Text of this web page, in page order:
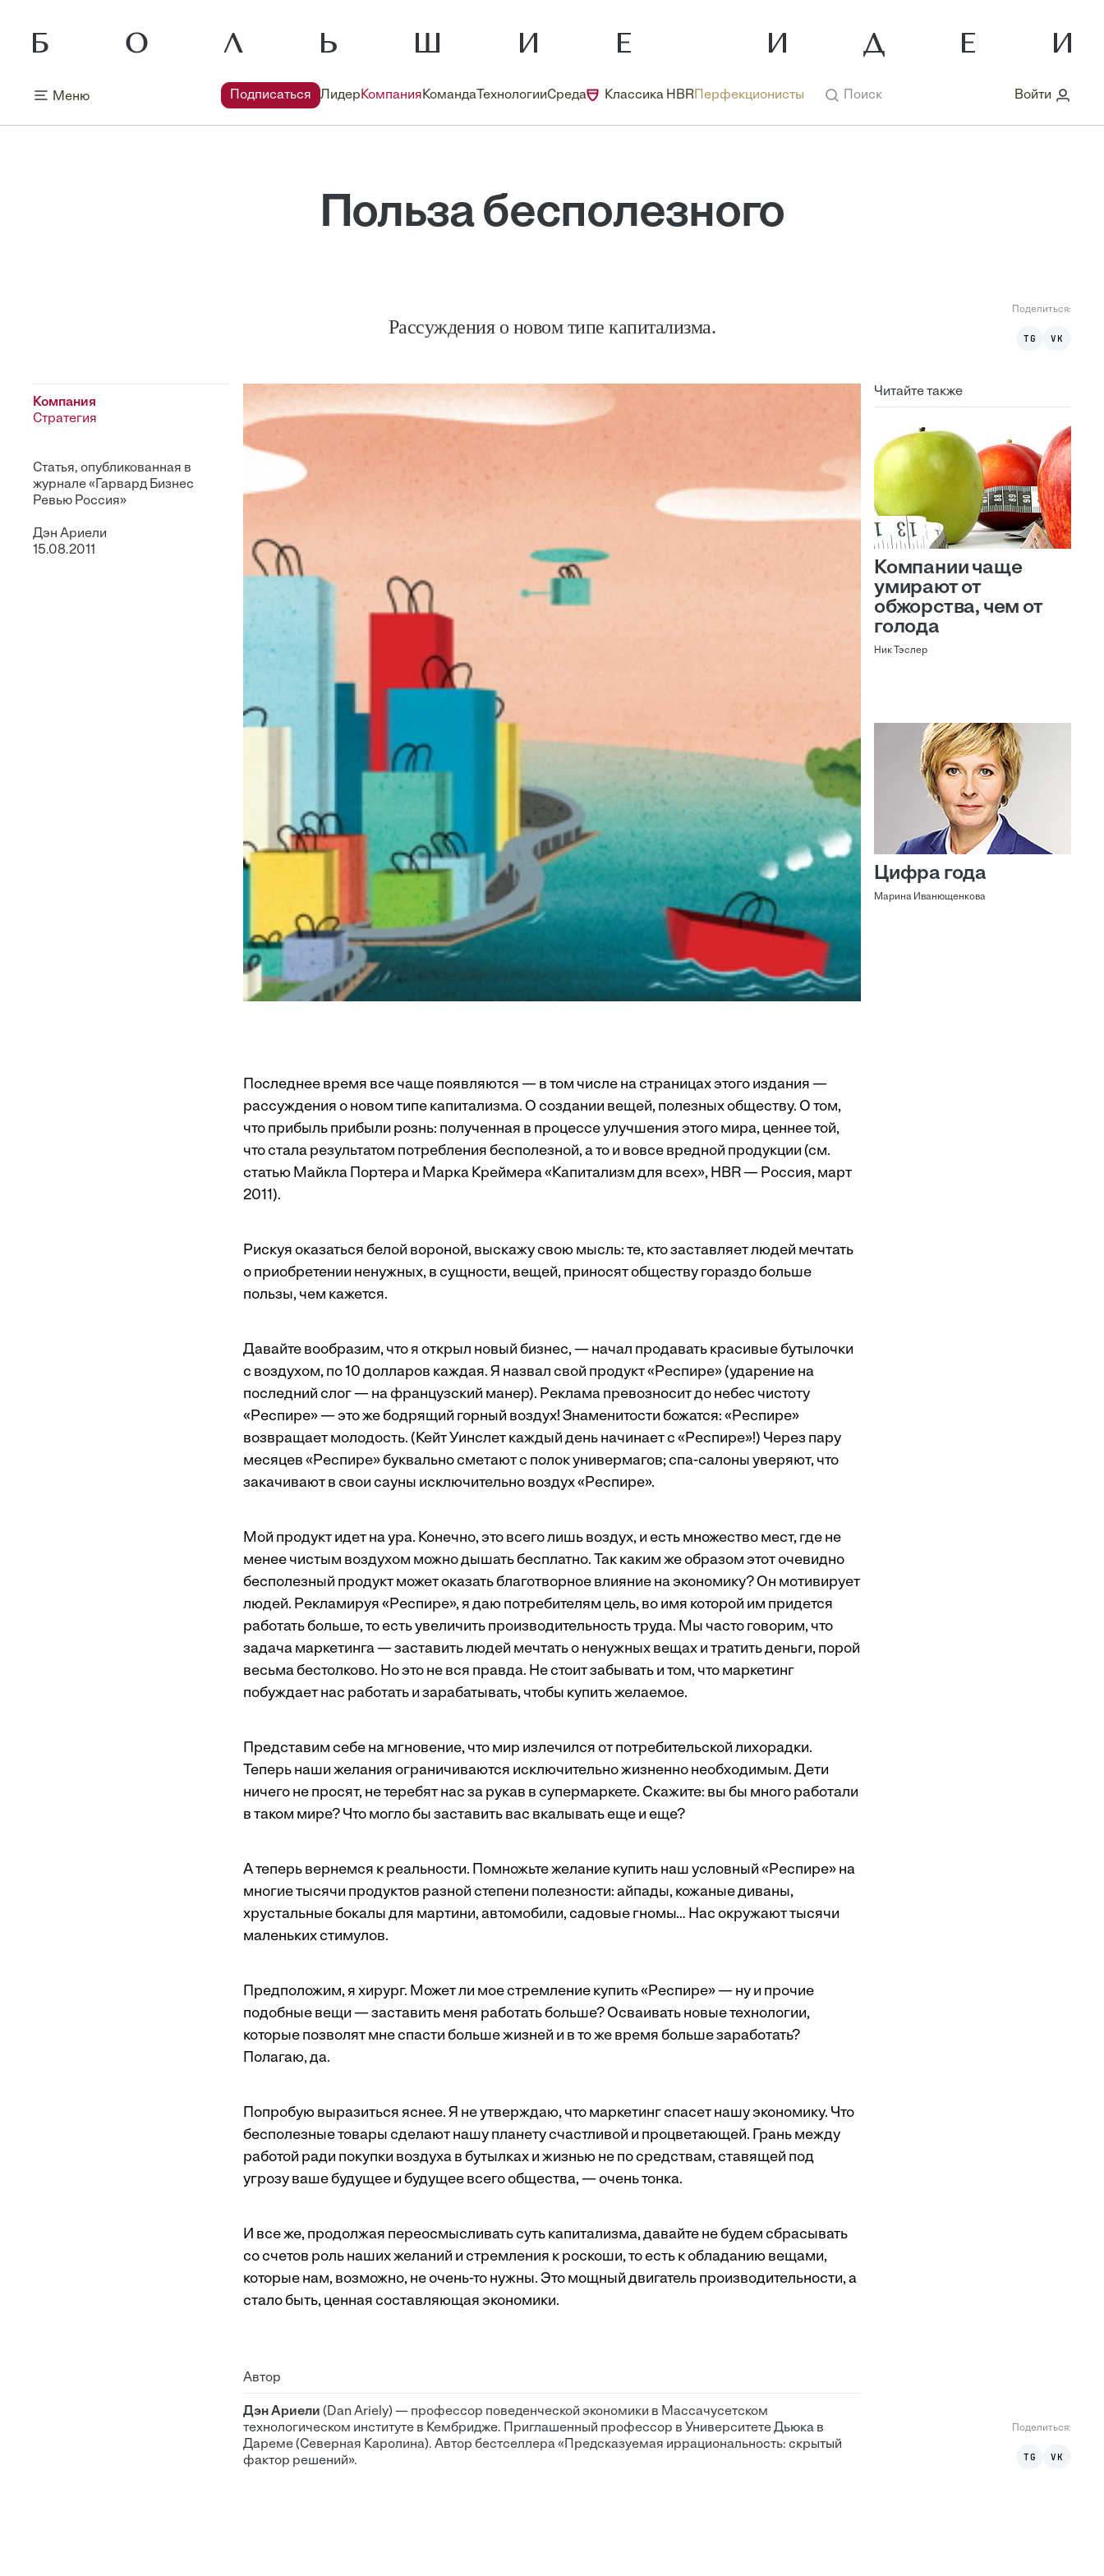
Меню Подписаться ЛидерКомпанияКоманда ТехнологииСреда Классика HBR Перфекционисты Поиск Войти
Польза бесполезного
Рассуждения о новом типе капитализма.
Поделиться:
TG VK
Компания
Стратегия
Статья, опубликованная в
журнале «Гарвард Бизнес
Ревью Россия»
Дэн Ариели
15.08.2011
Читайте также
Компании чаще
умирают от
обжорства, чем от
голода
Ник Тэслер
Цифра года
Марина Иванющенкова
Последнее время все чаще появляются — в том числе на страницах этого издания —
рассуждения о новом типе капитализма. О создании вещей, полезных обществу. О том,
что прибыль прибыли рознь: полученная в процессе улучшения этого мира, ценнее той,
что стала результатом потребления бесполезной, а то и вовсе вредной продукции (см.
статью Майкла Портера и Марка Креймера«Капитализм для всех», HBR — Россия, март
2011).
Рискуя оказаться белой вороной, выскажу свою мысль: те, кто заставляет людей мечтать
о приобретении ненужных, в сущности, вещей, приносят обществу гораздо больше
пользы, чем кажется.
Давайте вообразим, что я открыл новый бизнес, — начал продавать красивые бутылочки
с воздухом, по 10 долларов каждая. Я назвал свой продукт «Респире» (ударение на
последний слог — на французский манер). Реклама превозносит до небес чистоту
«Респире» — это же бодрящий горный воздух! Знаменитости божатся: «Респире»
возвращает молодость. (Кейт Уинслет каждый день начинает с «Респире»!) Через пару
месяцев «Респире» буквально сметают с полок универмагов; спа-салоны уверяют, что
закачивают в свои сауны исключительно воздух «Респире».
Мой продукт идет на ура. Конечно, это всего лишь воздух, и есть множество мест, где не
менее чистым воздухом можно дышать бесплатно. Так каким же образом этот очевидно
бесполезный продукт может оказать благотворное влияние на экономику? Он мотивирует
людей. Рекламируя «Респире», я даю потребителям цель, во имя которой им придется
работать больше, то есть увеличить производительность труда. Мы часто говорим, что
задача маркетинга — заставить людей мечтать о ненужных вещах и тратить деньги, порой
весьма бестолково. Но это не вся правда. Не стоит забывать и том, что маркетинг
побуждает нас работать и зарабатывать, чтобы купить желаемое.
Представим себе на мгновение, что мир излечился от потребительской лихорадки.
Теперь наши желания ограничиваются исключительно жизненно необходимым. Дети
ничего не просят, не теребят нас за рукав в супермаркете. Скажите: вы бы много работали
в таком мире? Что могло бы заставить вас вкалывать еще и еще?
А теперь вернемся к реальности. Помножьте желание купить наш условный «Респире» на
многие тысячи продуктов разной степени полезности: айпады, кожаные диваны,
хрустальные бокалы для мартини, автомобили, садовые гномы… Нас окружают тысячи
маленьких стимулов.
Предположим, я хирург. Может ли мое стремление купить «Респире» — ну и прочие
подобные вещи — заставить меня работать больше? Осваивать новые технологии,
которые позволят мне спасти больше жизней и в то же время больше заработать?
Полагаю, да.
Попробую выразиться яснее. Я не утверждаю, что маркетинг спасет нашу экономику. Что
бесполезные товары сделают нашу планету счастливой и процветающей. Грань между
работой ради покупки воздуха в бутылках и жизнью не по средствам, ставящей под
угрозу ваше будущее и будущее всего общества, — очень тонка.
И все же, продолжая переосмысливать суть капитализма, давайте не будем сбрасывать
со счетов роль наших желаний и стремления к роскоши, то есть к обладанию вещами,
которые нам, возможно, не очень-то нужны. Это мощный двигатель производительности, а
стало быть, ценная составляющая экономики.
Автор
Дэн Ариели (Dan Ariely) — профессор поведенческой экономики в Массачусетском
технологическом институте в Кембридже. Приглашенный профессор в Университете Дьюка в
Дареме (Северная Каролина). Автор бестселлера «Предсказуемая иррациональность: скрытый
фактор решений».
Поделиться:
TG VK